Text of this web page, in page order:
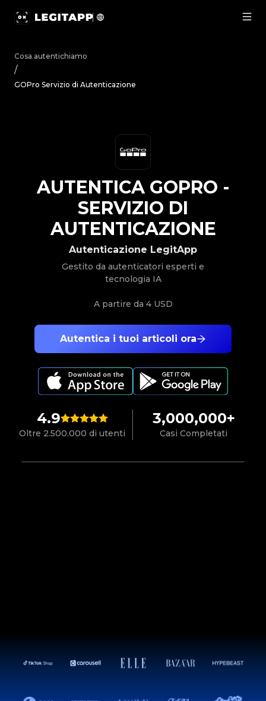
Cosa autentichiamo
/
GOPro Servizio di Autenticazione
4.9
Oltre 2.500.000 di utenti
3,000,000+
Casi Completati
Autentica i tuoi articoli ora
Autenticazione LegitApp
Gestito da autenticatori esperti e
tecnologia IA
A partire da 4 USD
AUTENTICA GOPRO -
SERVIZIO DI
AUTENTICAZIONE